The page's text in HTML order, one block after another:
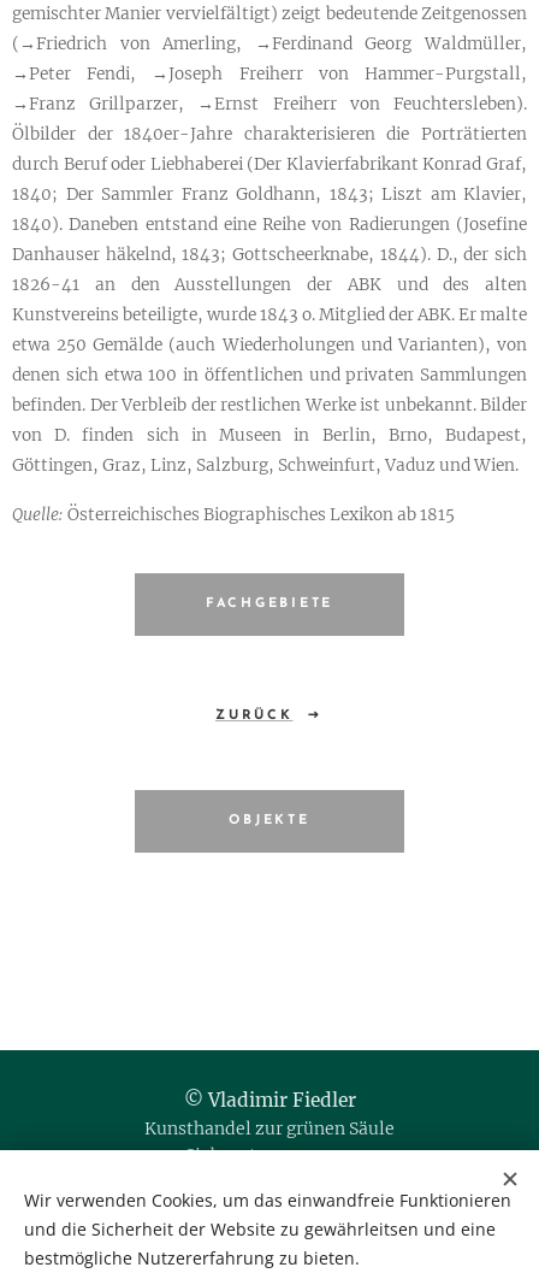
gemischter Manier vervielfältigt) zeigt bedeutende Zeitgenossen
(→Friedrich von Amerling, →Ferdinand Georg Waldmüller,
→Peter Fendi, →Joseph Freiherr von Hammer-Purgstall,
→Franz Grillparzer, →Ernst Freiherr von Feuchtersleben).
Ölbilder der 1840er-Jahre charakterisieren die Porträtierten
durch Beruf oder Liebhaberei (Der Klavierfabrikant Konrad Graf,
1840; Der Sammler Franz Goldhann, 1843; Liszt am Klavier,
1840). Daneben entstand eine Reihe von Radierungen (Josefine
Danhauser häkelnd, 1843; Gottscheerknabe, 1844). D., der sich
1826-41 an den Ausstellungen der ABK und des alten
Kunstvereins beteiligte, wurde 1843 o. Mitglied der ABK. Er malte
etwa 250 Gemälde (auch Wiederholungen und Varianten), von
denen sich etwa 100 in öffentlichen und privaten Sammlungen
befinden. Der Verbleib der restlichen Werke ist unbekannt. Bilder
von D. finden sich in Museen in Berlin, Brno, Budapest,
Göttingen, Graz, Linz, Salzburg, Schweinfurt, Vaduz und Wien.
Quelle: Österreichisches Biographisches Lexikon ab 1815
FACHGEBIETE
ZURÜCK
OBJEKTE
© Vladimir Fiedler
Kunsthandel zur grünen Säule
Siebensterngasse 20
Tel. & Fax: +43 1 523 35 80
Mobil: +43 664 35 666 76
Wir verwenden Cookies, um das einwandfreie Funktionieren
und die Sicherheit der Website zu gewährleitsen und eine
bestmögliche Nutzererfahrung zu bieten.